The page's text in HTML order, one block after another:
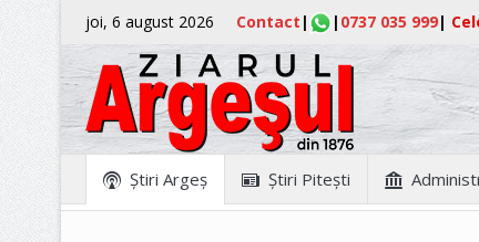
joi, 6 august 2026 Contact | | 0737 035 999|
Ştiri Argeş Ştiri Piteşti